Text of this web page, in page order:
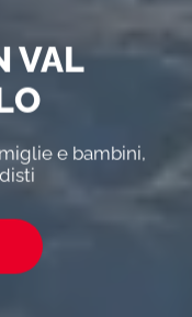
VAL
e bambini,